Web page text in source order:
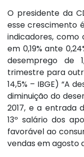
O presidente da
esse crescimento
indicadores, como
em 0,19% ante
desemprego de
trimestre para
14,5% – IBGE) “A
diminuição do
2017, e a entrada
13º salário dos
favorável ao
vendas em agosto